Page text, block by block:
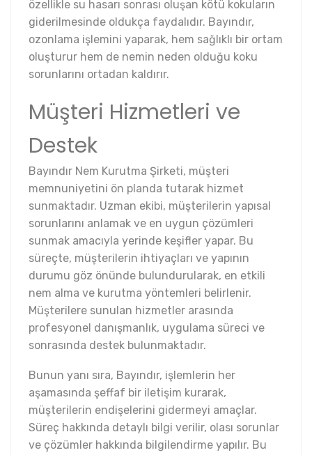
özellikle su hasarı sonrası oluşan kötü kokuların
giderilmesinde oldukça faydalıdır. Bayındır,
ozonlama işlemini yaparak, hem sağlıklı bir ortam
oluşturur hem de nemin neden olduğu koku
sorunlarını ortadan kaldırır.
Müşteri Hizmetleri ve
Destek
Bayındır Nem Kurutma Şirketi, müşteri
memnuniyetini ön planda tutarak hizmet
sunmaktadır. Uzman ekibi, müşterilerin yapısal
sorunlarını anlamak ve en uygun çözümleri
sunmak amacıyla yerinde keşifler yapar. Bu
süreçte, müşterilerin ihtiyaçları ve yapının
durumu göz önünde bulundurularak, en etkili
nem alma ve kurutma yöntemleri belirlenir.
Müşterilere sunulan hizmetler arasında
profesyonel danışmanlık, uygulama süreci ve
sonrasında destek bulunmaktadır.
Bunun yanı sıra, Bayındır, işlemlerin her
aşamasında şeffaf bir iletişim kurarak,
müşterilerin endişelerini gidermeyi amaçlar.
Süreç hakkında detaylı bilgi verilir, olası sorunlar
ve çözümler hakkında bilgilendirme yapılır. Bu